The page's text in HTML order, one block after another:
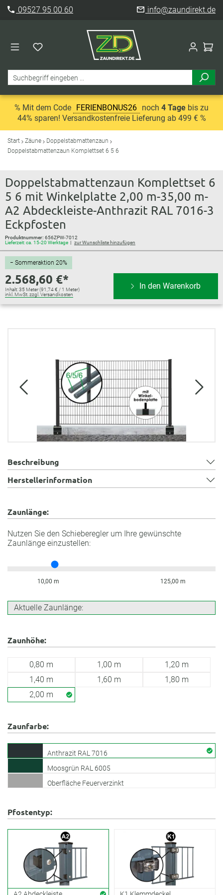
09527 95 00 60 info@zaundirekt.de
% Mit dem Code FERIENBONUS26 noch 4 Tage bis zu
44% sparen! Versandkostenfreie Lieferung ab 499 € %
Start Zäune
Doppelstabmattenzaun
Doppelstabmattenzaun Komplettset 6 5 6
Doppelstabmattenzaun Komplettset 6
5 6 mit Winkelplatte 2,00 m-35,00 m-
A2 Abdeckleiste-Anthrazit RAL 7016-3
Eckpfosten
Produktnummer: 656ZPW-7012
Lieferzeit: ca. 15-20 Werktage
zur Wunschliste hinzufügen
− Sommeraktion 20%
2.568,60 €*
Inhalt:35 Meter(91,74 € / 1 Meter)
inkl. MwSt. zzgl. Versandkosten
In den Warenkorb
Beschreibung
Herstellerinformation
Zaunlänge:
Nutzen Sie den Schieberegler um Ihre gewünschte
Zaunlänge einzustellen:
Aktuelle Zaunlänge:
10,00 m 125,00 m
Zaunhöhe:
0,80 m 1,00 m
1,20 m
1,40 m
1,60 m
1,80 m
2,00 m
Zaunfarbe:
Anthrazit RAL 7016
Moosgrün RAL 6005
Oberfläche Feuerverzinkt
Pfostentyp: